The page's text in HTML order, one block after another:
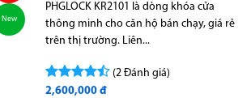
New
PHGLOCK KR2101 là dòng khóa cửa
thông minh cho căn hộ bán chạy, giá rẻ
trên thị trường. Liên...
(2 Đánh giá)
2,600,000 đ